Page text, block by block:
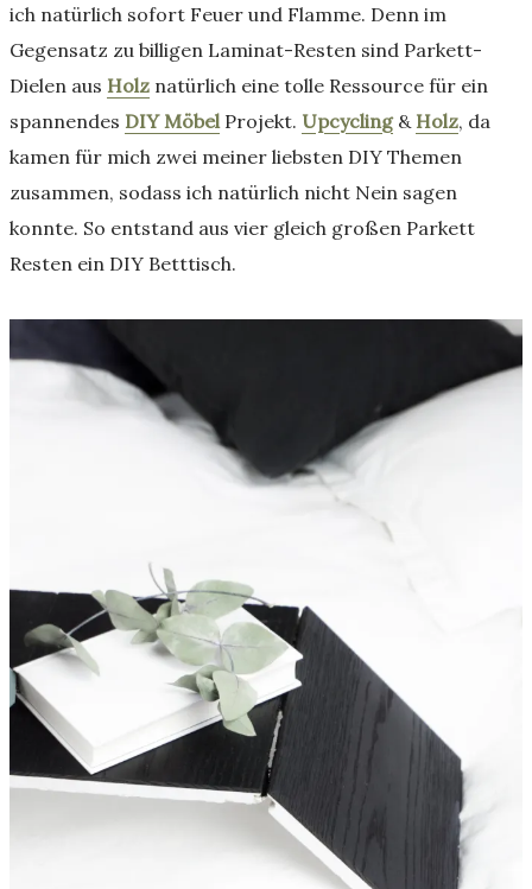
ich natürlich sofort Feuer und Flamme. Denn im
Gegensatz zu billigen Laminat-Resten sind Parkett-
Dielen aus Holz natürlich eine tolle Ressource für ein
spannendes DIY Möbel Projekt. Upcycling& Holz, da
kamen für mich zwei meiner liebsten DIY Themen
zusammen, sodass ich natürlich nicht Nein sagen
konnte. So entstand aus vier gleich großen Parkett
Resten ein DIY Betttisch.